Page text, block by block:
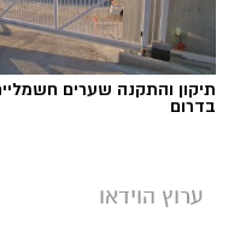
תיקון והתקנה שערים
בדרום
ערוץ הוידאו